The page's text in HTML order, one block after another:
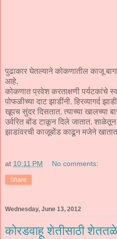
पुढाकार घेतल्याने कोकणातील काजू
आहे.
कोकणात प्रवेश करताक्षणी पर्यटकांचे
पोफळीच्या दाट झाडींनी. हिरव्यागर्द
खूपच सुंदर दिसतात. त्याच्या खालच्या
उर्वरित बोंड टाकून दिले जातात.
झाडांवरची काजूबोंड काढून मजेने
at 10:11 PM No comments:
Share
Wednesday, June 13, 2012
कोरडवाहू शेतीसाठी